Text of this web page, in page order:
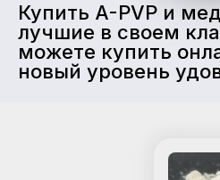
Купить A-PVP и
лучшие в своем
можете купить
новый уровень